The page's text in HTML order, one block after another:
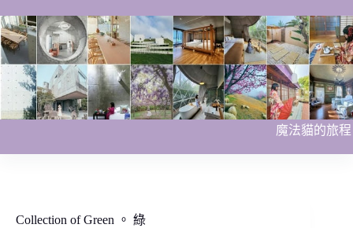
至
主
要
內
容
魔法貓的旅程
Collection of Green 。 綠